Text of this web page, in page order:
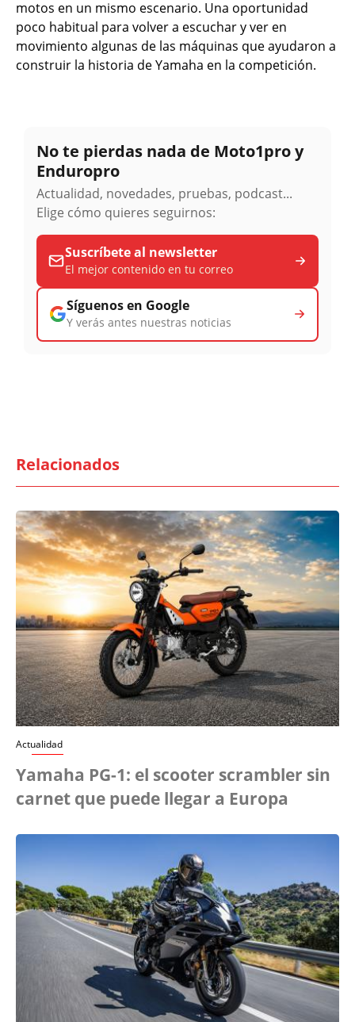
motos en un mismo escenario. Una oportunidad
poco habitual para volver a escuchar y ver en
movimiento algunas de las máquinas que ayudaron a
construir la historia de Yamaha en la competición.
No te pierdas nada de Moto1pro y
Enduropro
Actualidad, novedades, pruebas, podcast...
Elige cómo quieres seguirnos:
Suscríbete al newsletter
El mejor contenido en tu correo
Síguenos en Google
Y verás antes nuestras noticias
Relacionados
Actualidad
Yamaha PG-1: el scooter scrambler sin
carnet que puede llegar a Europa